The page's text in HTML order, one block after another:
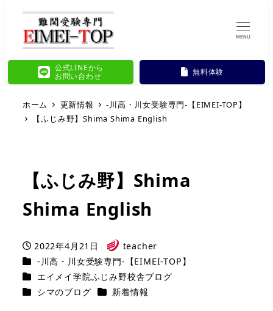
公式LINEから
お問い合わせ
無料体験
MENU
ホーム 更新情報
-川高・川女受験専門-【EIMEI-TOP】
【ふじみ野】Shima Shima English
【ふじみ野】Shima
Shima English
投稿日
2022年4月21日
著
者
teacher
カテゴリー
-川高・川女受験専門-【EIMEI-TOP】
カテゴリー
エイメイ学院ふじみ野校舎ブログ
カテゴリー
シマのブログ カテゴリー
新着情報